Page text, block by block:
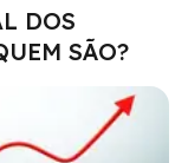
DOS
SÃO?